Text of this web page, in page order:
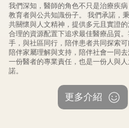
我們深知，醫師的角色不只是治療疾病
教育者與公共知識份子。 我們承諾，
共關懷與人文精神，提供多元且實證
合理的資源配置下追求最佳醫療品質
手，與社區同行，陪伴患者共同探索可
陪伴家屬理解與支持，陪伴社會一同
一份醫者的專業責任，也是一份人與
諾。
更多介紹